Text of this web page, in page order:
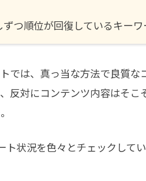
つ順位が回復しているキー
では、真っ当な方法で良質な
反対にコンテンツ内容はそこ
ト状況を色々とチェックして